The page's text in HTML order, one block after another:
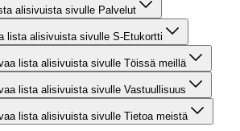
alisivuista sivulle Palvelut
lista alisivuista sivulle S-Etukortti
lista alisivuista sivulle Töissä meillä
lista alisivuista sivulle Vastuullisuus
lista alisivuista sivulle Tietoa meistä